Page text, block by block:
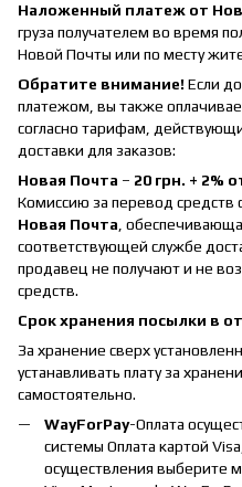
Наложенный платеж от
груза получателем во время
Новой Почты или по месту
Обратите внимание!Если
платежом, вы также
согласно тарифам,
доставки для заказов:
Новая Почта – 20 грн. + 2%
Комиссию за перевод
Новая Почта ,
соответствующей службе
продавец не получают и не
средств.
Срок хранения посылки в
За хранение сверх
устанавливать плату за
самостоятельно.
WayForPay-Оплата
системы Оплата картой
осуществления выберите